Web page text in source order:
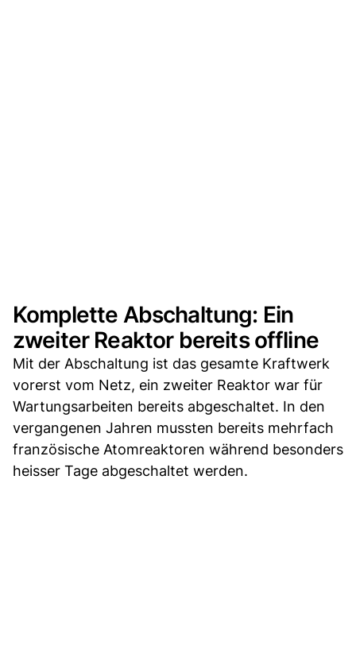
Komplette Abschaltung: Ein
zweiter Reaktor bereits offline
Mit der Abschaltung ist das gesamte Kraftwerk
vorerst vom Netz, ein zweiter Reaktor war für
Wartungsarbeiten bereits abgeschaltet. In den
vergangenen Jahren mussten bereits mehrfach
französische Atomreaktoren während besonders
heisser Tage abgeschaltet werden.